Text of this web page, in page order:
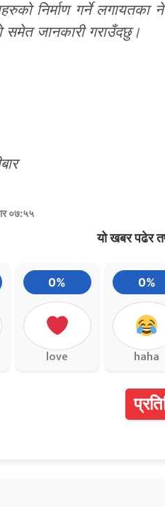
निर्माण गर्ने लगायतका
समेत जानकारी गराउँदछु।
०७:५५
यो खबर पढेर
0%
love
0%
haha